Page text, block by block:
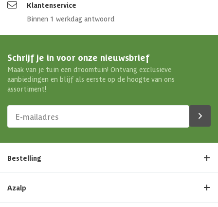
Klantenservice
Binnen 1 werkdag antwoord
Schrijf je in voor onze nieuwsbrief
Maak van je tuin een droomtuin! Ontvang exclusieve
aanbiedingen en blijf als eerste op de hoogte van ons
assortiment!
Bestelling
Azalp